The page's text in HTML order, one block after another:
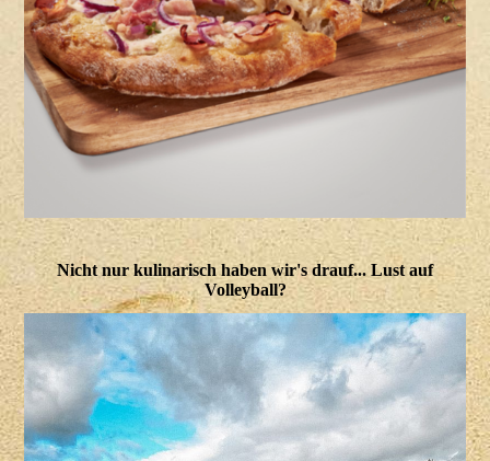
Nicht nur kulinarisch haben wir's drauf... Lust auf
Volleyball?